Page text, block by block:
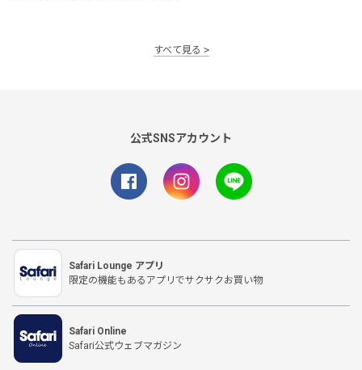
すべて見る
公式SNSアカウント
Safari Lounge アプリ
限定の機能もあるアプリでサクサクお買い物
Safari Online
Safari公式ウェブマガジン